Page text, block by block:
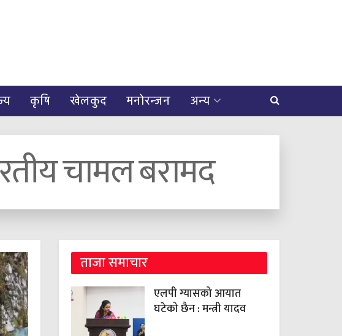
कृषि खेलकुद मनोरन्जन अन्य
चामल बरामद
ताजा समाचार
एलपी ग्यासको आयात
घटेको छैन : मन्त्री यादव